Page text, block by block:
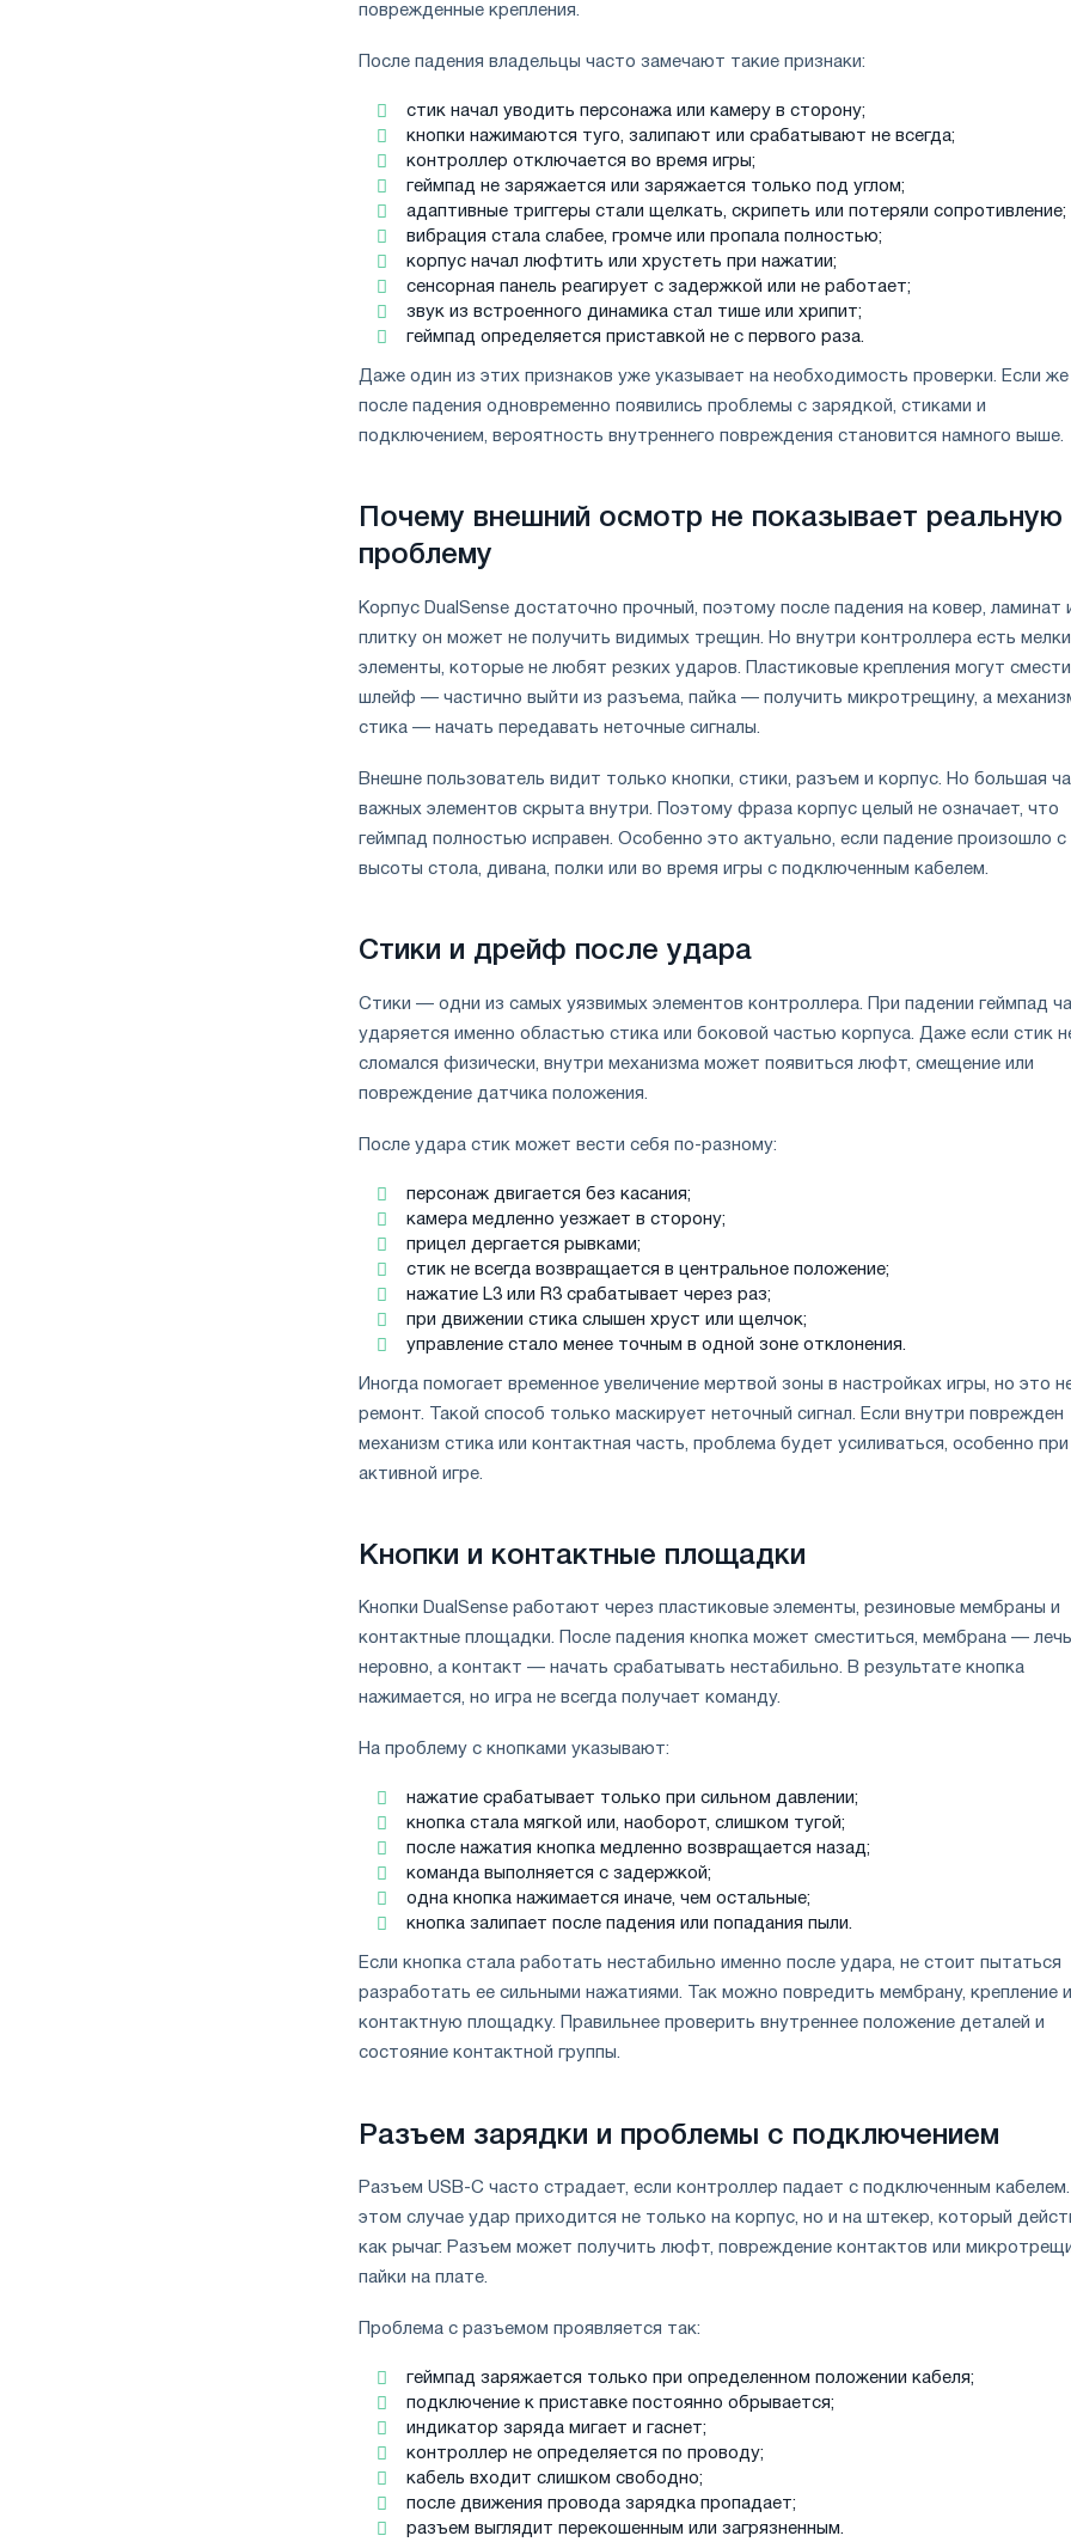
поврежденные крепления.
После падения владельцы часто замечают такие признаки:
стик начал уводить персонажа или камеру в сторону;
кнопки нажимаются туго, залипают или срабатывают не всегда;
контроллер отключается во время игры;
геймпад не заряжается или заряжается только под углом;
адаптивные триггеры стали щелкать, скрипеть или потеряли сопротивление;
вибрация стала слабее, громче или пропала полностью;
корпус начал люфтить или хрустеть при нажатии;
сенсорная панель реагирует с задержкой или не работает;
звук из встроенного динамика стал тише или хрипит;
геймпад определяется приставкой не с первого раза.
Даже один из этих признаков уже указывает на необходимость проверки. Если же
после падения одновременно появились проблемы с зарядкой, стиками и
подключением, вероятность внутреннего повреждения становится намного выше.
Почему внешний осмотр не показывает реальную
проблему
Корпус DualSense достаточно прочный, поэтому после падения на ковер, ламинат
плитку он может не получить видимых трещин. Но внутри контроллера есть
элементы, которые не любят резких ударов. Пластиковые крепления могут
шлейф — частично выйти из разъема, пайка — получить микротрещину, а
стика — начать передавать неточные сигналы.
Внешне пользователь видит только кнопки, стики, разъем и корпус. Но большая
важных элементов скрыта внутри. Поэтому фраза корпус целый не означает, что
геймпад полностью исправен. Особенно это актуально, если падение произошло с
высоты стола, дивана, полки или во время игры с подключенным кабелем.
Стики и дрейф после удара
Стики — одни из самых уязвимых элементов контроллера. При падении геймпад
ударяется именно областью стика или боковой частью корпуса. Даже если стик
сломался физически, внутри механизма может появиться люфт, смещение или
повреждение датчика положения.
После удара стик может вести себя по-разному:
персонаж двигается без касания;
камера медленно уезжает в сторону;
прицел дергается рывками;
стик не всегда возвращается в центральное положение;
нажатие L3 или R3 срабатывает через раз;
при движении стика слышен хруст или щелчок;
управление стало менее точным в одной зоне отклонения.
Иногда помогает временное увеличение мертвой зоны в настройках игры, но это
ремонт. Такой способ только маскирует неточный сигнал. Если внутри поврежден
механизм стика или контактная часть, проблема будет усиливаться, особенно при
активной игре.
Кнопки и контактные площадки
Кнопки DualSense работают через пластиковые элементы, резиновые мембраны и
контактные площадки. После падения кнопка может сместиться, мембрана — лечь
неровно, а контакт — начать срабатывать нестабильно. В результате кнопка
нажимается, но игра не всегда получает команду.
На проблему с кнопками указывают:
нажатие срабатывает только при сильном давлении;
кнопка стала мягкой или, наоборот, слишком тугой;
после нажатия кнопка медленно возвращается назад;
команда выполняется с задержкой;
одна кнопка нажимается иначе, чем остальные;
кнопка залипает после падения или попадания пыли.
Если кнопка стала работать нестабильно именно после удара, не стоит пытаться
разработать ее сильными нажатиями. Так можно повредить мембрану, крепление
контактную площадку. Правильнее проверить внутреннее положение деталей и
состояние контактной группы.
Разъем зарядки и проблемы с подключением
Разъем USB-C часто страдает, если контроллер падает с подключенным
этом случае удар приходится не только на корпус, но и на штекер, который
как рычаг. Разъем может получить люфт, повреждение контактов или
пайки на плате.
Проблема с разъемом проявляется так:
геймпад заряжается только при определенном положении кабеля;
подключение к приставке постоянно обрывается;
индикатор заряда мигает и гаснет;
контроллер не определяется по проводу;
кабель входит слишком свободно;
после движения провода зарядка пропадает;
разъем выглядит перекошенным или загрязненным.